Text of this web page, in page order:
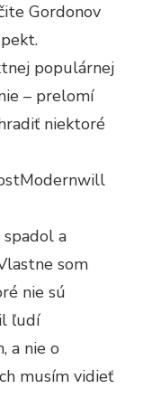
Gordonov
populárnej
– prelomí
niektoré
a
som
nie sú
ľudí
a nie o
musím vidieť